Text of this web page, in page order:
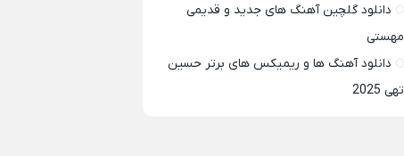
دانلود گلچین آهنگ های جدید و قدیمی
مهستی
دانلود آهنگ ها و ریمیکس های برتر حسین
تهی 2025